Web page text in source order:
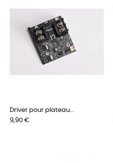
Driver pour plateau...
Preis
9,90 €